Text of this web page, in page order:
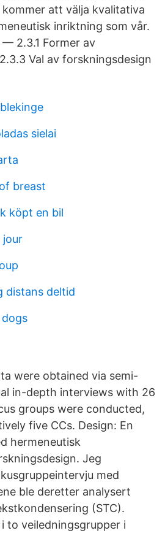
att välja kvalitativa
inriktning som vår.
— 2.3.1 Former av
Val av forskningsdesign
sielai
breast
köpt en bil
jour
distans deltid
were obtained via semi-
in-depth interviews with 26
groups were conducted,
five CCs. Design: En
hermeneutisk
Jeg
med
ble deretter analysert
(STC).
to veiledningsgrupper i